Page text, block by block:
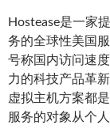
Hostease是一家
务的全球性美国
号称国内访问速
力的科技产品革
虚拟主机方案都
服务的对象从个